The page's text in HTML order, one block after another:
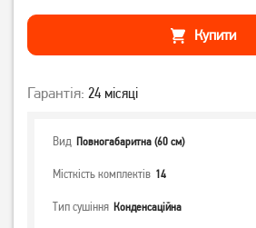
Купити
Гарантія: 24 місяці
Вид Повногабаритна (60 см)
Місткість комплектів 14
Тип сушіння Конденсаційна